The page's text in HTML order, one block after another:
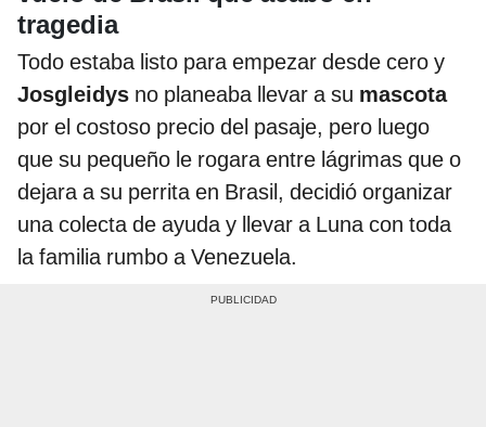
tragedia
Todo estaba listo para empezar desde cero y
Josgleidys no planeaba llevar a su mascota
por el costoso precio del pasaje, pero luego
que su pequeño le rogara entre lágrimas que o
dejara a su perrita en Brasil, decidió organizar
una colecta de ayuda y llevar a Luna con toda
la familia rumbo a Venezuela.